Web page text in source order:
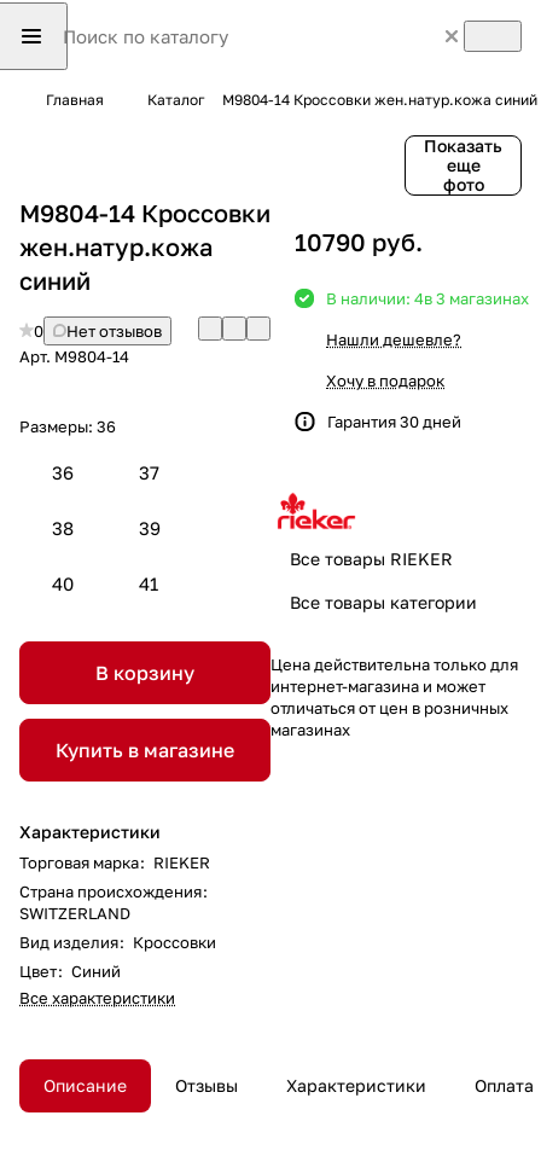
Главная Каталог M9804-14 Кроссовки жен.натур.кожа синий
Показать
еще
фото
M9804-14 Кроссовки
жен.натур.кожа
синий
0
Нет отзывов
Арт. M9804-14
Размеры: 36
36 37
38 39
40 41
В корзину
Купить в магазине
Характеристики
Торговая марка: RIEKER
Страна происхождения:
SWITZERLAND
Вид изделия: Кроссовки
Цвет: Синий
Все характеристики
10790 руб.
В наличии: 4в 3 магазинах
Нашли дешевле?
Хочу в подарок
Гарантия 30 дней
Все товары RIEKER
Все товары категории
Цена действительна только для
интернет-магазина и может
отличаться от цен в розничных
магазинах
Описание Отзывы Характеристики Оплата